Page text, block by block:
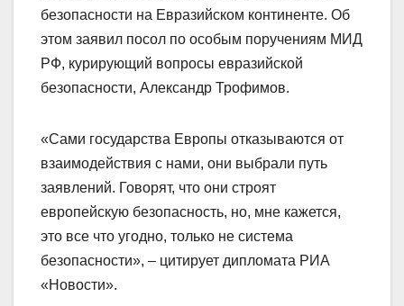
безопасности на Евразийском континенте. Об
этом заявил посол по особым поручениям МИД
РФ, курирующий вопросы евразийской
безопасности, Александр Трофимов.
«Сами государства Европы отказываются от
взаимодействия с нами, они выбрали путь
заявлений. Говорят, что они строят
европейскую безопасность, но, мне кажется,
это все что угодно, только не система
безопасности», – цитирует дипломата РИА
«Новости».